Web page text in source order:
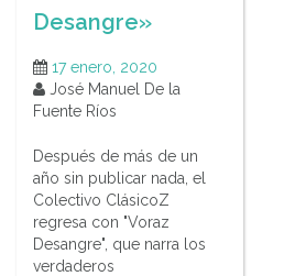
Desangre»
17 enero, 2020
José Manuel De la
Fuente Ríos
Después de más de un
año sin publicar nada, el
Colectivo ClásicoZ
regresa con "Voraz
Desangre", que narra los
verdaderos